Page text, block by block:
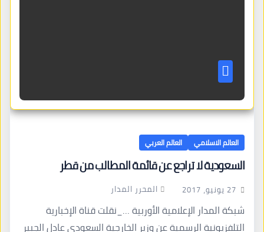
العالم الاسلامي العالم العربي
السعودية لا تراجع عن قائمة المطالب من قطر
27 يونيو، 2017 المحرر المدار
شبكة المدار الإعلامية الأوربية …_نقلت قناة الإخبارية
التلفزيونية الرسمية عن وزير الخارجية السعودي عادل الجبير